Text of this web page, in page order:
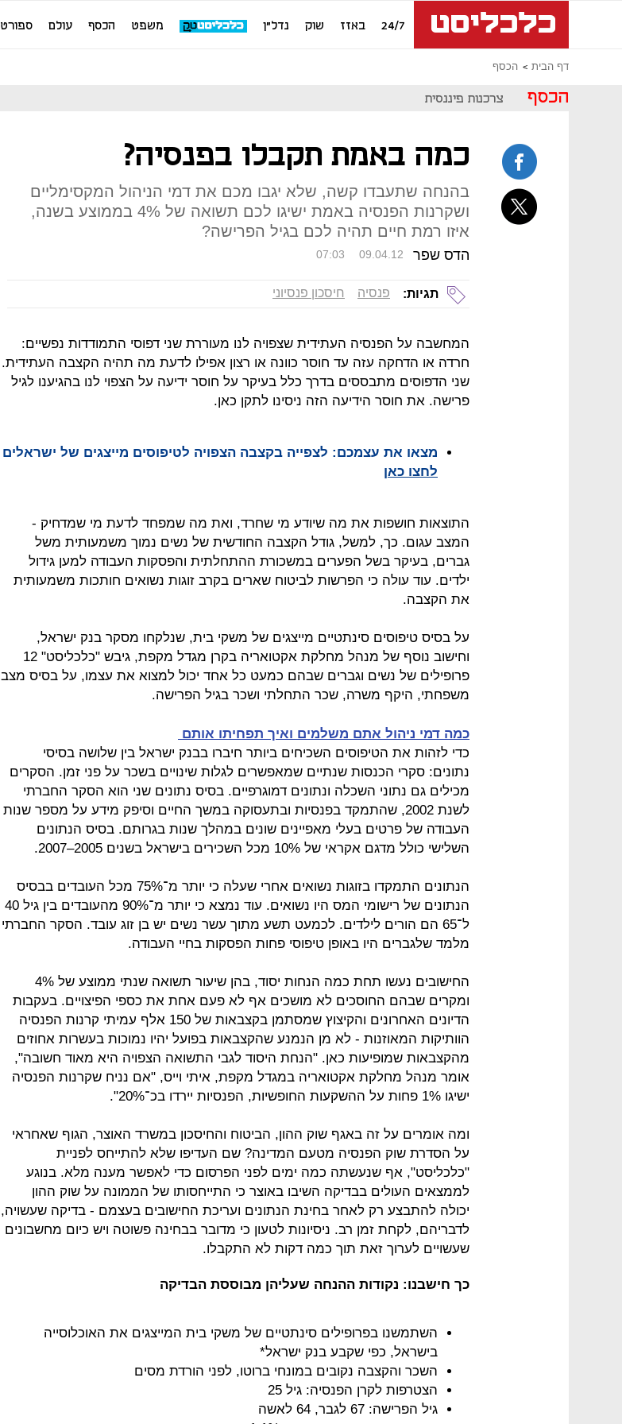
24/7 באזז שוק נדל"ן משפט הכסף עולם ספורט
דף הבית הכסף
הכסף צרכנות פיננסית
כמה באמת תקבלו בפנסיה?
בהנחה שתעבדו קשה, שלא יגבו מכם את דמי הניהול המקסימליים
ושקרנות הפנסיה באמת ישיגו לכם תשואה של 4% בממוצע בשנה,
איזו רמת חיים תהיה לכם בגיל הפרישה?
הדס שפר 07:03 09.04.12
תגיות: פנסיה חיסכון פנסיוני
המחשבה על הפנסיה העתידית שצפויה לנו מעוררת שני דפוסי התמודדות נפשיים:
חרדה או הדחקה עזה עד חוסר כוונה או רצון אפילו לדעת מה תהיה הקצבה העתידית.
שני הדפוסים מתבססים בדרך כלל בעיקר על חוסר ידיעה על הצפוי לנו בהגיענו לגיל
פרישה. את חוסר הידיעה הזה ניסינו לתקן כאן.
מצאו את עצמכם: לצפייה בקצבה הצפויה לטיפוסים מייצגים של ישראלים
לחצו כאן
התוצאות חושפות את מה שיודע מי שחרד, ואת מה שמפחד לדעת מי שמדחיק -
המצב עגום. כך, למשל, גודל הקצבה החודשית של נשים נמוך משמעותית משל
גברים, בעיקר בשל הפערים במשכורת ההתחלתית והפסקות העבודה למען גידול
ילדים. עוד עולה כי הפרשות לביטוח שארים בקרב זוגות נשואים חותכות משמעותית
את הקצבה.
על בסיס טיפוסים סינתטיים מייצגים של משקי בית, שנלקחו מסקר בנק ישראל,
וחישוב נוסף של מנהל מחלקת אקטואריה בקרן מגדל מקפת, גיבש "כלכליסט" 12
פרופילים של נשים וגברים שבהם כמעט כל אחד יכול למצוא את עצמו, על בסיס מצב
משפחתי, היקף משרה, שכר התחלתי ושכר בגיל הפרישה.
כמה דמי ניהול אתם משלמים ואיך תפחיתו אותם
כדי לזהות את הטיפוסים השכיחים ביותר חיברו בבנק ישראל בין שלושה בסיסי
נתונים: סקרי הכנסות שנתיים שמאפשרים לגלות שינויים בשכר על פני זמן. הסקרים
מכילים גם נתוני השכלה ונתונים דמוגרפיים. בסיס נתונים שני הוא הסקר החברתי
לשנת 2002, שהתמקד בפנסיות ובתעסוקה במשך החיים וסיפק מידע על מספר שנות
העבודה של פרטים בעלי מאפיינים שונים במהלך שנות בגרותם. בסיס הנתונים
השלישי כולל מדגם אקראי של 10% מכל השכירים בישראל בשנים 2005–2007.
הנתונים התמקדו בזוגות נשואים אחרי שעלה כי יותר מ־75% מכל העובדים בבסיס
הנתונים של רישומי המס היו נשואים. עוד נמצא כי יותר מ־90% מהעובדים בין גיל 40
ל־65 הם הורים לילדים. לכמעט תשע מתוך עשר נשים יש בן זוג עובד. הסקר החברתי
מלמד שלגברים היו באופן טיפוסי פחות הפסקות בחיי העבודה.
החישובים נעשו תחת כמה הנחות יסוד, בהן שיעור תשואה שנתי ממוצע של 4%
ומקרים שבהם החוסכים לא מושכים אף לא פעם אחת את כספי הפיצויים. בעקבות
הדיונים האחרונים והקיצוץ שמסתמן בקצבאות של 150 אלף עמיתי קרנות הפנסיה
הוותיקות המאוזנות - לא מן הנמנע שהקצבאות בפועל יהיו נמוכות בעשרות אחוזים
מהקצבאות שמופיעות כאן. "הנחת היסוד לגבי התשואה הצפויה היא מאוד חשובה",
אומר מנהל מחלקת אקטואריה במגדל מקפת, איתי וייס, "אם נניח שקרנות הפנסיה
ישיגו 1% פחות על ההשקעות החופשיות, הפנסיות יירדו בכ־20%".
ומה אומרים על זה באגף שוק ההון, הביטוח והחיסכון במשרד האוצר, הגוף שאחראי
על הסדרת שוק הפנסיה מטעם המדינה? שם העדיפו שלא להתייחס לפניית
"כלכליסט", אף שנעשתה כמה ימים לפני הפרסום כדי לאפשר מענה מלא. בנוגע
לממצאים העולים בבדיקה השיבו באוצר כי התייחסותו של הממונה על שוק ההון
יכולה להתבצע רק לאחר בחינת הנתונים ועריכת החישובים בעצמם - בדיקה שעשויה,
לדבריהם, לקחת זמן רב. ניסיונות לטעון כי מדובר בבחינה פשוטה ויש כיום מחשבונים
שעשויים לערוך זאת תוך כמה דקות לא התקבלו.
כך חישבנו: נקודות ההנחה שעליהן מבוססת הבדיקה
השתמשנו בפרופילים סינתטיים של משקי בית המייצגים את האוכלוסייה
בישראל, כפי שקבע בנק ישראל*
השכר והקצבה נקובים במונחי ברוטו, לפני הורדת מסים
הצטרפות לקרן הפנסיה: גיל 25
גיל הפרישה: 67 לגבר, 64 לאשה